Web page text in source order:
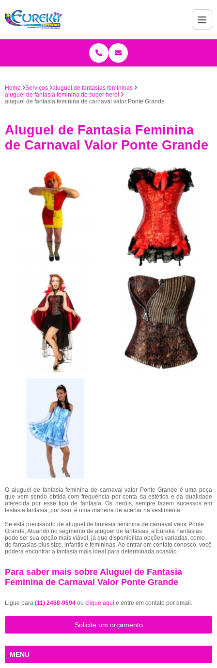
Home Serviços
aluguel de fantasias femininas
aluguel de fantasia feminina de super herói
aluguel de fantasia feminina de carnaval valor Ponte Grande
Aluguel de Fantasia Feminina
de Carnaval Valor Ponte Grande
O aluguel de fantasia feminina de carnaval valor Ponte Grande é uma peça
que vem sendo obtida com frequência por conta da estética e da qualidade
oferecida por esse tipo de fantasia. Os heróis, sempre fazem sucessos em
festas a fantasia, por isso, é uma maneira de acertar na vestimenta.
Se está precisando de aluguel de fantasia feminina de carnaval valor Ponte
Grande, Atuando no segmento de aluguel de fantasias, a Eureka Fantasias
pode ser sua opção mais viável, já que disponibiliza opções variadas, como
de fantasias plus size, infantis e femininas. Ao entrar em contato conosco, você
poderá encontrar a fantasia mais ideal para determinada ocasião.
Para saber mais sobre Aluguel de Fantasia
Feminina de Carnaval Valor Ponte Grande
Ligue para (11) 2468-9594 ou clique aqui e entre em contato por email.
Solicite um orçamento
MENU